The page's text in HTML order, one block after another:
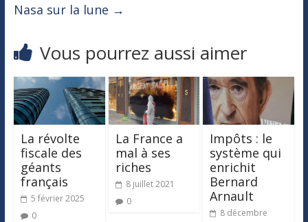
Nasa sur la lune →
Vous pourrez aussi aimer
La révolte
fiscale des
géants
français
5 février 2025
0
La France a
mal à ses
riches
8 juillet 2021
0
Impôts : le
système qui
enrichit
Bernard
Arnault
8 décembre